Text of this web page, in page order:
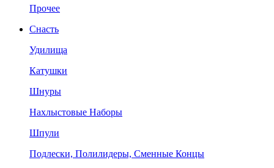
Прочее
Снасть
Удилища
Катушки
Шнуры
Нахлыстовые Наборы
Шпули
Подлески, Полилидеры, Сменные Концы